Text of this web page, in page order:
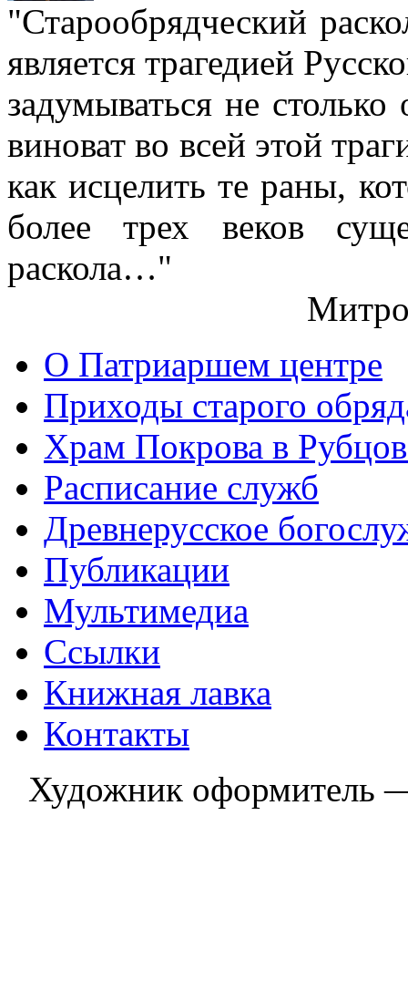
"Старообрядческий
является трагедией
задумываться не
виноват во всей этой
как исцелить те раны,
более трех веков
раскола…"
О Патриаршем центре
Приходы старого
Храм Покрова в
Расписание служб
Древнерусское
Публикации
Мультимедиа
Ссылки
Книжная лавка
Контакты
Художник оформитель